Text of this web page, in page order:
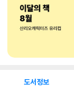
도서정보